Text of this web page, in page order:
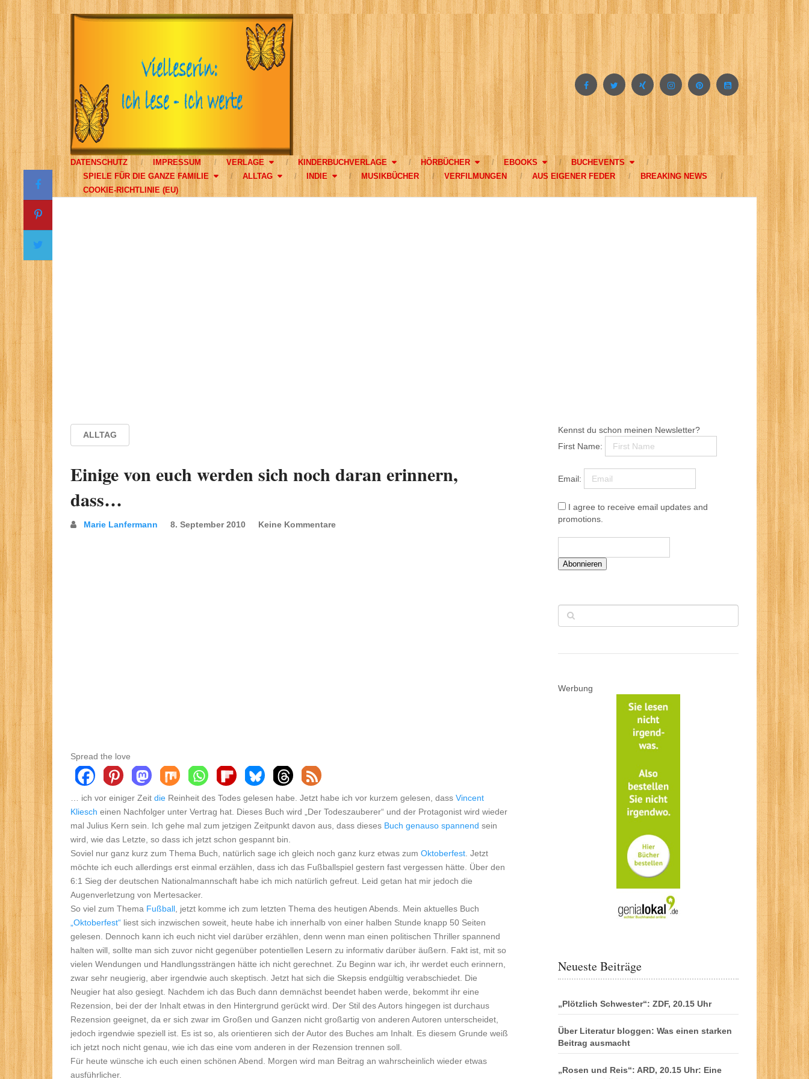
DATENSCHUTZ IMPRESSUM VERLAGE KINDERBUCHVERLAGE HÖRBÜCHER EBOOKS
BUCHEVENTS
SPIELE FÜR DIE GANZE FAMILIE
ALLTAG INDIE MUSIKBÜCHER VERFILMUNGEN AUS EIGENER FEDER
BREAKING NEWS
COOKIE-RICHTLINIE (EU)
ALLTAG
Einige von euch werden sich noch daran erinnern,
dass…
Marie Lanfermann 8. September 2010 Keine Kommentare
Spread the love
… ich vor einiger Zeit die Reinheit des Todes gelesen habe. Jetzt habe ich vor kurzem gelesen, dass Vincent
Kliesch einen Nachfolger unter Vertrag hat. Dieses Buch wird „Der Todeszauberer“ und der Protagonist wird wieder
mal Julius Kern sein. Ich gehe mal zum jetzigen Zeitpunkt davon aus, dass dieses Buch genauso spannend sein
wird, wie das Letzte, so dass ich jetzt schon gespannt bin.
Soviel nur ganz kurz zum Thema Buch, natürlich sage ich gleich noch ganz kurz etwas zum Oktoberfest . Jetzt
möchte ich euch allerdings erst einmal erzählen, dass ich das Fußballspiel gestern fast vergessen hätte. Über den
6:1 Sieg der deutschen Nationalmannschaft habe ich mich natürlich gefreut. Leid getan hat mir jedoch die
Augenverletzung von Mertesacker.
So viel zum Thema Fußball , jetzt komme ich zum letzten Thema des heutigen Abends. Mein aktuelles Buch
„Oktoberfest“ liest sich inzwischen soweit, heute habe ich innerhalb von einer halben Stunde knapp 50 Seiten
gelesen. Dennoch kann ich euch nicht viel darüber erzählen, denn wenn man einen politischen Thriller spannend
halten will, sollte man sich zuvor nicht gegenüber potentiellen Lesern zu informativ darüber äußern. Fakt ist, mit so
vielen Wendungen und Handlungssträngen hätte ich nicht gerechnet. Zu Beginn war ich, ihr werdet euch erinnern,
zwar sehr neugierig, aber irgendwie auch skeptisch. Jetzt hat sich die Skepsis endgültig verabschiedet. Die
Neugier hat also gesiegt. Nachdem ich das Buch dann demnächst beendet haben werde, bekommt ihr eine
Rezension, bei der der Inhalt etwas in den Hintergrund gerückt wird. Der Stil des Autors hingegen ist durchaus
Rezension geeignet, da er sich zwar im Großen und Ganzen nicht großartig von anderen Autoren unterscheidet,
jedoch irgendwie speziell ist. Es ist so, als orientieren sich der Autor des Buches am Inhalt. Es diesem Grunde weiß
ich jetzt noch nicht genau, wie ich das eine vom anderen in der Rezension trennen soll.
Für heute wünsche ich euch einen schönen Abend. Morgen wird man Beitrag an wahrscheinlich wieder etwas
ausführlicher.
Kennst du schon meinen Newsletter?
First Name:
Email:
I agree to receive email updates and
promotions.
Abonnieren
Werbung
Neueste Beiträge
„Plötzlich Schwester“: ZDF, 20.15 Uhr
Über Literatur bloggen: Was einen starken
Beitrag ausmacht
„Rosen und Reis“: ARD, 20.15 Uhr: Eine